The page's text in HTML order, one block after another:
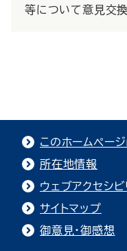
等について意見交換
このホームペー
所在地情報
ウェブアクセシビ
サイトマップ
御意見・御感想